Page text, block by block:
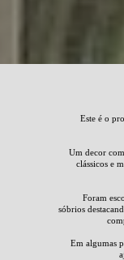
Este é o
Um decor
clássicos e
Foram
sóbrios
Em algumas